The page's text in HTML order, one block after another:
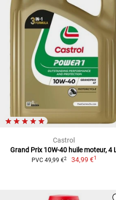
Castrol
Grand Prix 10W-40 huile moteur, 4
PVC 49,99 €2 34,99 €1